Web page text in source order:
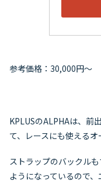
参考価格：30,000円～
KPLUSのALPHAは、前
て、レースにも使えるオ
ストラップのバックル
ようになっているので